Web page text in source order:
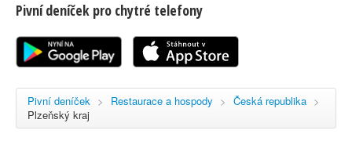
Registrace
Pivní deníček pro chytré telefony
Pivní deníček > Restaurace a hospody > Česká republika >
Plzeňský kraj